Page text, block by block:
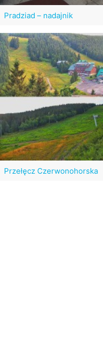
Pradziad – nadajnik
Przełęcz Czerwonohorska